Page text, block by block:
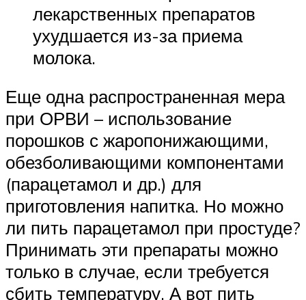
лекарственных препаратов
ухудшается из-за приема
молока.
Еще одна распространенная мера
при ОРВИ – использование
порошков с жаропонижающими,
обезболивающими компонентами
(парацетамол и др.) для
приготовления напитка. Но можно
ли пить парацетамол при простуде?
Принимать эти препараты можно
только в случае, если требуется
сбить температуру. А вот пить